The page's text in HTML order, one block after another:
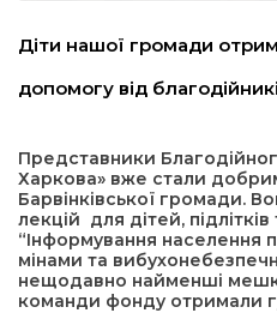
Діти нашої громади
допомогу від
Представники
Харкова» вже стали
Барвінківської громади.
лекцій для дітей,
“Інформування населення
мінами та
нещодавно найменші
команди фонду отримали